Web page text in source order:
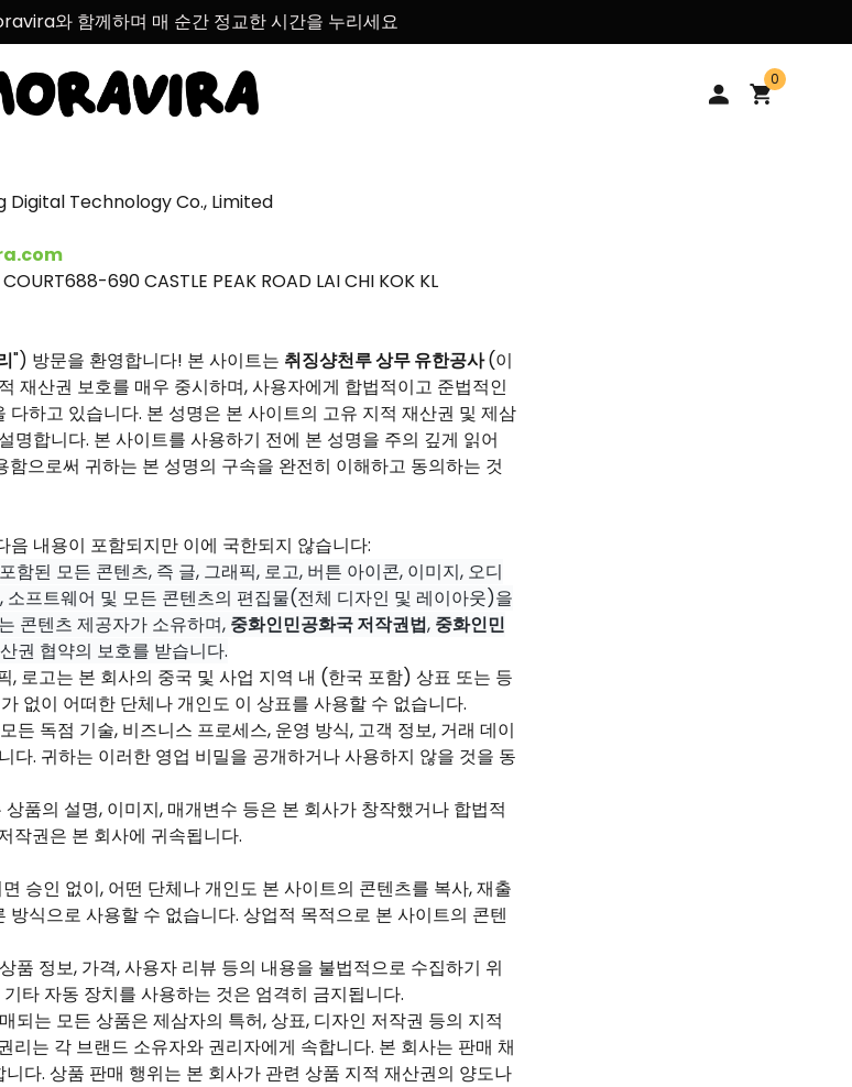
와 함께하며 매 순간 정교한 시간을 누리세요
0
Digital Technology Co., Limited
690 CASTLE PEAK ROAD LAI CHI KOK KL
") 방문을 환영합니다! 본 사이트는 취징샹천루 상무 유한공사(이
재산권 보호를 매우 중시하며, 사용자에게 합법적이고 준법적인
하고 있습니다. 본 성명은 본 사이트의 고유 지적 재산권 및 제삼
명합니다. 본 사이트를 사용하기 전에 본 성명을 주의 깊게 읽어
으로써 귀하는 본 성명의 구속을 완전히 이해하고 동의하는 것
내용이 포함되지만 이에 국한되지 않습니다:
함된 모든 콘텐츠, 즉 글, 그래픽, 로고, 버튼 아이콘, 이미지, 오디
소프트웨어 및 모든 콘텐츠의 편집물(전체 디자인 및 레이아웃)을
콘텐츠 제공자가 소유하며, 중화인민공화국 저작권법, 중화인민
권 협약의 보호를 받습니다.
, 로고는 본 회사의 중국 및 사업 지역 내 (한국 포함) 상표 또는 등
없이 어떠한 단체나 개인도 이 상표를 사용할 수 없습니다.
든 독점 기술, 비즈니스 프로세스, 운영 방식, 고객 정보, 거래 데이
다. 귀하는 이러한 영업 비밀을 공개하거나 사용하지 않을 것을 동
품의 설명, 이미지, 매개변수 등은 본 회사가 창작했거나 합법적
작권은 본 회사에 귀속됩니다.
승인 없이, 어떤 단체나 개인도 본 사이트의 콘텐츠를 복사, 재출
방식으로 사용할 수 없습니다. 상업적 목적으로 본 사이트의 콘텐
품 정보, 가격, 사용자 리뷰 등의 내용을 불법적으로 수집하기 위
타 자동 장치를 사용하는 것은 엄격히 금지됩니다.
되는 모든 상품은 제삼자의 특허, 상표, 디자인 저작권 등의 지적
리는 각 브랜드 소유자와 권리자에게 속합니다. 본 회사는 판매 채
다. 상품 판매 행위는 본 회사가 관련 상품 지적 재산권의 양도나